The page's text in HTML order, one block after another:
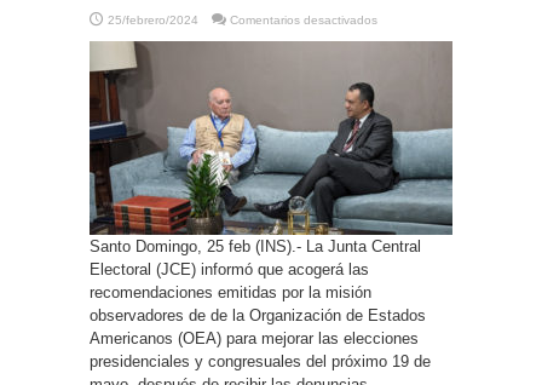
25/febrero/2024 Comentarios desactivados
Dominicana-
Electoral
las
recomendaciones
de
la
OEA
para
mejorar
las
elecciones
presidenciales
de
mayo
de
Santo Domingo, 25 feb (INS).- La Junta Central
Electoral (JCE) informó que acogerá las
recomendaciones emitidas por la misión
observadores de de la Organización de Estados
Americanos (OEA) para mejorar las elecciones
presidenciales y congresuales del próximo 19 de